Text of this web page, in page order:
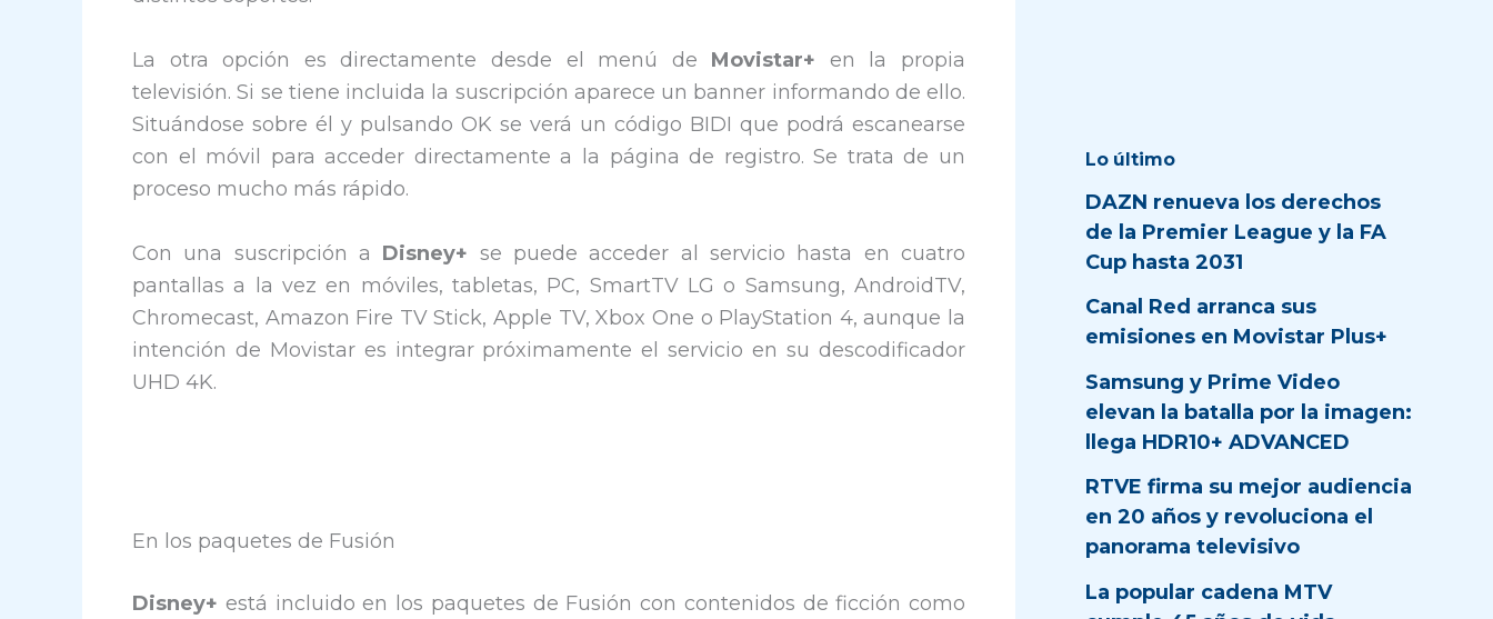
La otra opción es directamente desde el menú de Movistar+ en la propia
televisión. Si se tiene incluida la suscripción aparece un banner informando de ello.
Situándose sobre él y pulsando OK se verá un código BIDI que podrá escanearse
con el móvil para acceder directamente a la página de registro. Se trata de un
proceso mucho más rápido.
Con una suscripción a Disney+ se puede acceder al servicio hasta en cuatro
pantallas a la vez en móviles, tabletas, PC, SmartTV LG o Samsung, AndroidTV,
Chromecast, Amazon Fire TV Stick, Apple TV, Xbox One o PlayStation 4, aunque la
intención de Movistar es integrar próximamente el servicio en su descodificador
UHD 4K.
En los paquetes de Fusión
Disney+ está incluido en los paquetes de Fusión con contenidos de ficción como
Lo último
DAZN renueva los derechos
de la Premier League y la FA
Cup hasta 2031
Canal Red arranca sus
emisiones en Movistar Plus+
Samsung y Prime Video
elevan la batalla por la imagen:
llega HDR10+ ADVANCED
RTVE firma su mejor audiencia
en 20 años y revoluciona el
panorama televisivo
La popular cadena MTV